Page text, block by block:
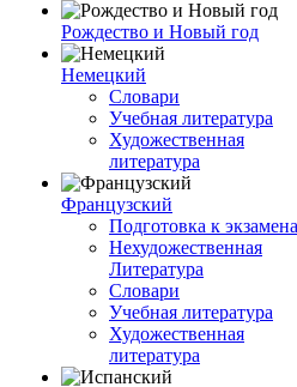
Рождество и Новый год
Немецкий
Словари
Учебная литература
Художественная
литература
Французский
Подготовка к
Нехудожественная
Литература
Словари
Учебная литература
Художественная
литература